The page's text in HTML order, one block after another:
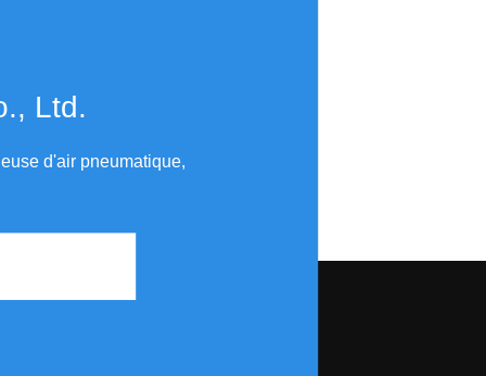
Ltd.​​​​​​​
d'air pneumatique,